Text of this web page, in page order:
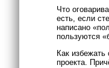
Что
есть, если
написано
пользуются
Как
проекта.